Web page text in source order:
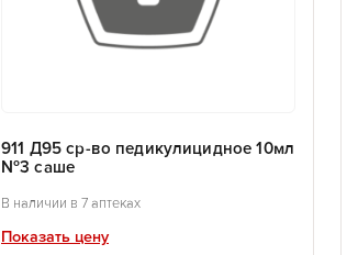
911 Д95 ср-во педикулицидное 10мл
№3 саше
В наличии в 7 аптеках
Показать цену